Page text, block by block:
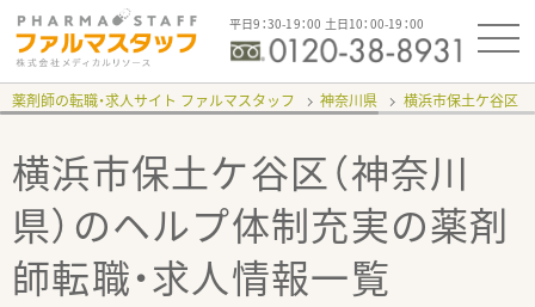
平日9：30-19：00 土日10：00-19：00
薬剤師の転職・求人サイト ファルマスタッフ 神奈川県 横浜市保土ケ谷区
横浜市保土ケ谷区（神奈川
県）のヘルプ体制充実の薬剤
師転職・求人情報一覧